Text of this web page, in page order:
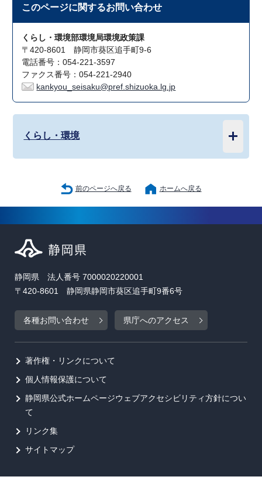
このページに関するお問い合わせ
くらし・環境部環境局環境政策課
〒420-8601 静岡市葵区追手町9-6
電話番号：054-221-3597
ファクス番号：054-221-2940
kankyou_seisaku@pref.shizuoka.lg.jp
くらし・環境
前のページへ戻る ホームへ戻る
静岡県 法人番号 7000020220001
〒420-8601 静岡県静岡市葵区追手町9番6号
各種お問い合わせ 県庁へのアクセス
著作権・リンクについて
個人情報保護について
静岡県公式ホームページウェブアクセシビリティ方針につい
て
リンク集
サイトマップ